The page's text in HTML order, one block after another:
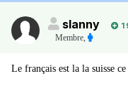
slanny
1
Membre,
Le français est la la suisse